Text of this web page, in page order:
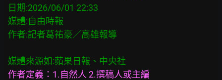
  媒體來源如:蘋果日報、中央社
作者定義：1.自然人 2.撰稿人或主編